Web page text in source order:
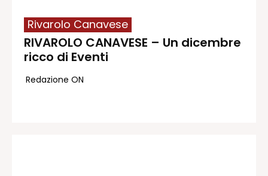
Redazione
Contatti
Rivarolo Canavese
RIVAROLO CANAVESE – Un dicembre
ricco di Eventi
Redazione ON